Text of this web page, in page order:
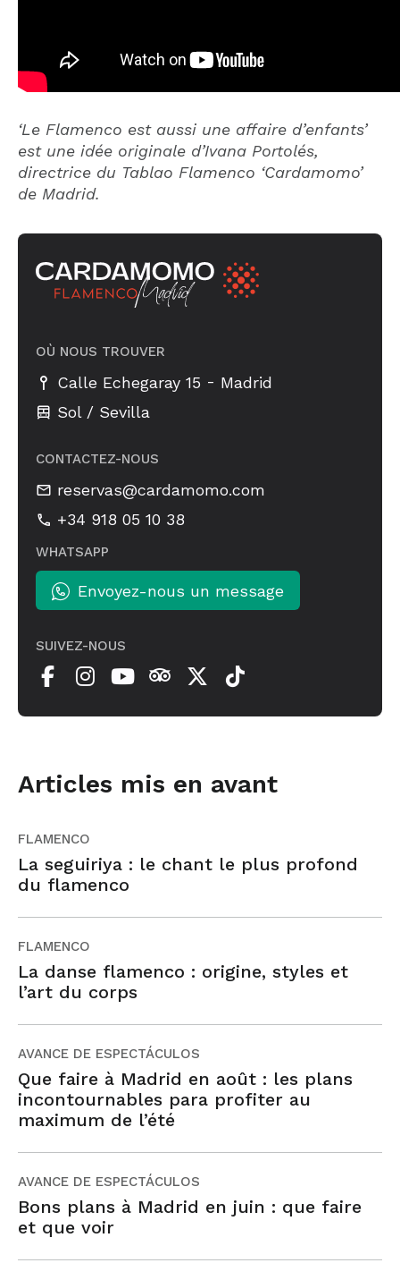
‘Le Flamenco est aussi une affaire d’enfants’
est une idée originale d’Ivana Portolés,
directrice du Tablao Flamenco ‘Cardamomo’
de Madrid.
OÙ NOUS TROUVER
Calle Echegaray 15 - Madrid
Sol / Sevilla
CONTACTEZ-NOUS
reservas@cardamomo.com
+34 918 05 10 38
WHATSAPP
Envoyez-nous un message
SUIVEZ-NOUS
Articles mis en avant
FLAMENCO
La seguiriya : le chant le plus profond
du flamenco
FLAMENCO
La danse flamenco : origine, styles et
l’art du corps
AVANCE DE ESPECTÁCULOS
Que faire à Madrid en août : les plans
incontournables para profiter au
maximum de l’été
AVANCE DE ESPECTÁCULOS
Bons plans à Madrid en juin : que faire
et que voir